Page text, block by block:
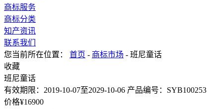
商标服务
商标分类
知产资讯
联系我们
您当前所在位置： 首页 - 商标市场 - 班尼童话
收藏
班尼童话
有效期限： 2019-10-07至2029-10-06 产品编号： SYB100253
价格¥16900